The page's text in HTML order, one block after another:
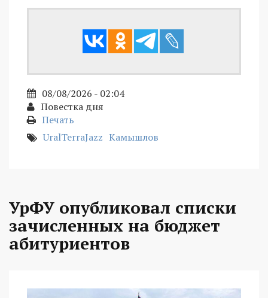
08/08/2026 - 02:04
Повестка дня
Печать
UralTerraJazz Камышлов
УрФУ опубликовал списки
зачисленных на бюджет
абитуриентов